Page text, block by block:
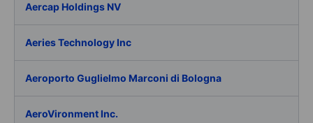
Aercap Holdings NV
Aeries Technology Inc
Aeroporto Guglielmo Marconi di Bologna
AeroVironment Inc.